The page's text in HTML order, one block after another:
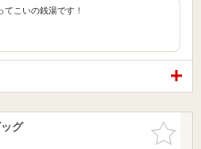
こいの銭湯です！
お気に入
りに追加
グ